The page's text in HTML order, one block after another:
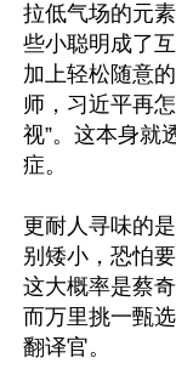
拉低气场的元
些小聪明成了
加上轻松随意
师，习近平再
视”。这本身就
症。
更耐人寻味的
别矮小，恐怕
这大概率是蔡
而万里挑一甄
翻译官。